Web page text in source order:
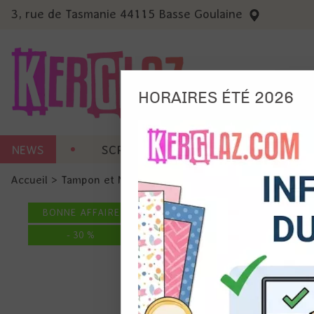
3, rue de Tasmanie 44115 Basse Goulaine
NEWS SCRAP CARTERIE MACHINES
Accueil > Tampon et Mask-Pochoir Tampon -
BONNE AFFAIRE
- 30 %
Ils
et du
précises
Si vous
de la
HORAIRES ÉTÉ 2026